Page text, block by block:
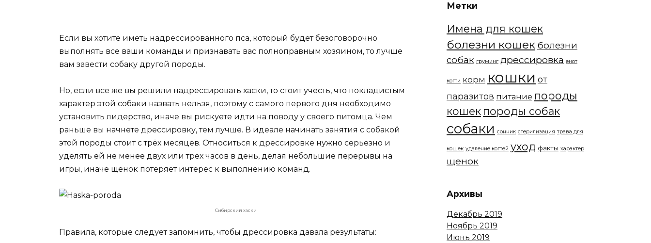
Если вы хотите иметь надрессированного пса, который будет безоговорочно
выполнять все ваши команды и признавать вас полноправным хозяином, то лучше
вам завести собаку другой породы.
Но, если все же вы решили надрессировать хаски, то стоит учесть, что покладистым
характер этой собаки назвать нельзя, поэтому с самого первого дня необходимо
установить лидерство, иначе вы рискуете идти на поводу у своего питомца. Чем
раньше вы начнете дрессировку, тем лучше. В идеале начинать занятия с собакой
этой породы стоит с трёх месяцев. Относиться к дрессировке нужно серьезно и
уделять ей не менее двух или трёх часов в день, делая небольшие перерывы на
игры, иначе щенок потеряет интерес к выполнению команд.
Сибирский хаски
Правила, которые следует запомнить, чтобы дрессировка давала результаты:
Метки
Имена для кошек
болезни кошек болезни
собак груминг дрессировка енот
когти корм кошки от
паразитов питание породы
кошек породы собак
собаки сонник стерилизация трава для
кошек удаление когтей уход факты характер
щенок
Архивы
Декабрь 2019
Ноябрь 2019
Июнь 2019